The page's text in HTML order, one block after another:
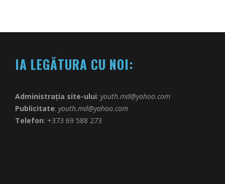
IA LEGĂTURA CU NOI:
Administrația site-ului: youth.md@yahoo.com
Publicitate: youth.md@yahoo.com
Telefon: +373 69 588 273